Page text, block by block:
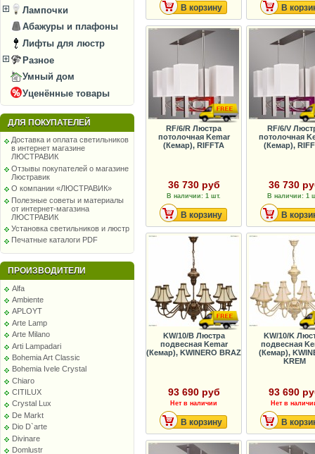
Лампочки
Абажуры и плафоны
Лифты для люстр
Разное
Умный дом
Уценённые товары
ДЛЯ ПОКУПАТЕЛЕЙ
Доставка и оплата светильников
в интернет магазине
ЛЮСТРАВИК
Отзывы покупателей о магазине
Люстравик
О компании «ЛЮСТРАВИК»
Полезные советы и материалы
от интернет-магазина
ЛЮСТРАВИК
Установка светильников и люстр
Печатные каталоги PDF
ПРОИЗВОДИТЕЛИ
Alfa
Ambiente
APLOYT
Arte Lamp
Arte Milano
Arti Lampadari
Bohemia Art Classic
Bohemia Ivele Crystal
Chiaro
CITILUX
Crystal Lux
De Markt
Dio D`arte
Divinare
Domlustr
В корзину В
RF/6/R Люстра
потолочная Kemar
(Кемар), RIFFTA
36 730 руб
В наличии: 1 шт.
В корзину
RF/6/V
потолочная
(Кемар),
36 730
В наличии: 1
В
KW/10/B Люстра
подвесная Kemar
(Кемар), KWINERO BRAZ
93 690 руб
Нет в наличии
В корзину
KW/10/K
подвесная
(Кемар),
KREM
93 690
Нет в
В